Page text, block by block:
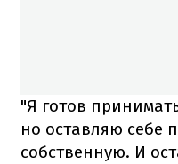
"Я готов
но оставляю себе
собственную. И